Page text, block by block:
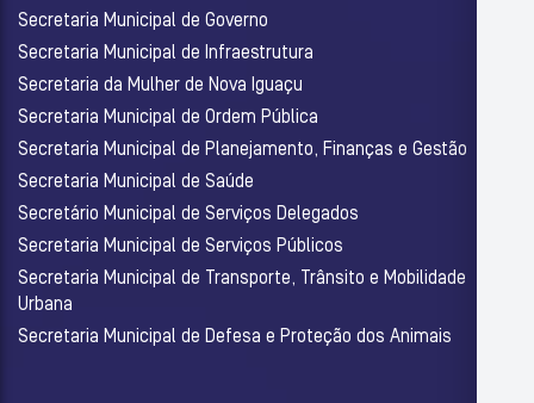
Secretaria Municipal de Governo
Secretaria Municipal de Infraestrutura
Secretaria da Mulher de Nova Iguaçu
Secretaria Municipal de Ordem Pública
Secretaria Municipal de Planejamento, Finanças e Gestão
Secretaria Municipal de Saúde
Secretário Municipal de Serviços Delegados
Secretaria Municipal de Serviços Públicos
Secretaria Municipal de Transporte, Trânsito e Mobilidade
Urbana
Secretaria Municipal de Defesa e Proteção dos Animais